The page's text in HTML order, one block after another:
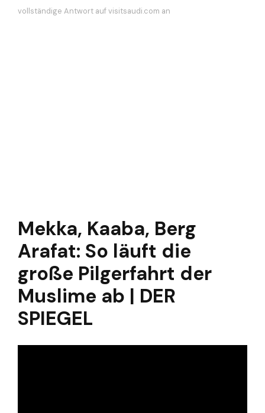
vollständige Antwort auf visitsaudi.com an
Mekka, Kaaba, Berg
Arafat: So läuft die
große Pilgerfahrt der
Muslime ab | DER
SPIEGEL